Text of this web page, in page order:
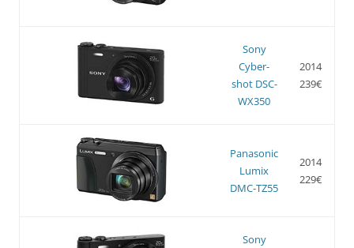
Sony
Cyber-
shot DSC-
WX350
2014
239€
Panasonic
Lumix
DMC-TZ55
2014
229€
Sony